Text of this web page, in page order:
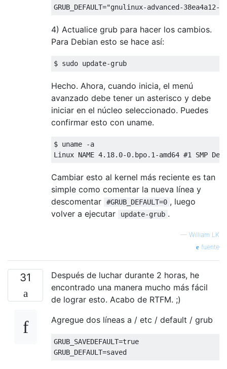
4) Actualice grub para hacer los cambios.
Para Debian esto se hace así:
Hecho. Ahora, cuando inicia, el menú
avanzado debe tener un asterisco y debe
iniciar en el núcleo seleccionado. Puedes
confirmar esto con uname.
$ uname -a
Cambiar esto al kernel más reciente es tan
simple como comentar la nueva línea y
descomentar
#GRUB_DEFAULT=0 , luego
volver a ejecutar
update-grub .
— William LK
fuente
31
Después de luchar durante 2 horas, he
encontrado una manera mucho más fácil
de lograr esto. Acabo de RTFM. ;)
Agregue dos líneas a / etc / default / grub
GRUB_SAVEDEFAULT=true